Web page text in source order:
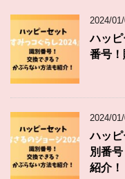
2024/
ハッ
番号！
2024/
ハッ
別番
紹介！